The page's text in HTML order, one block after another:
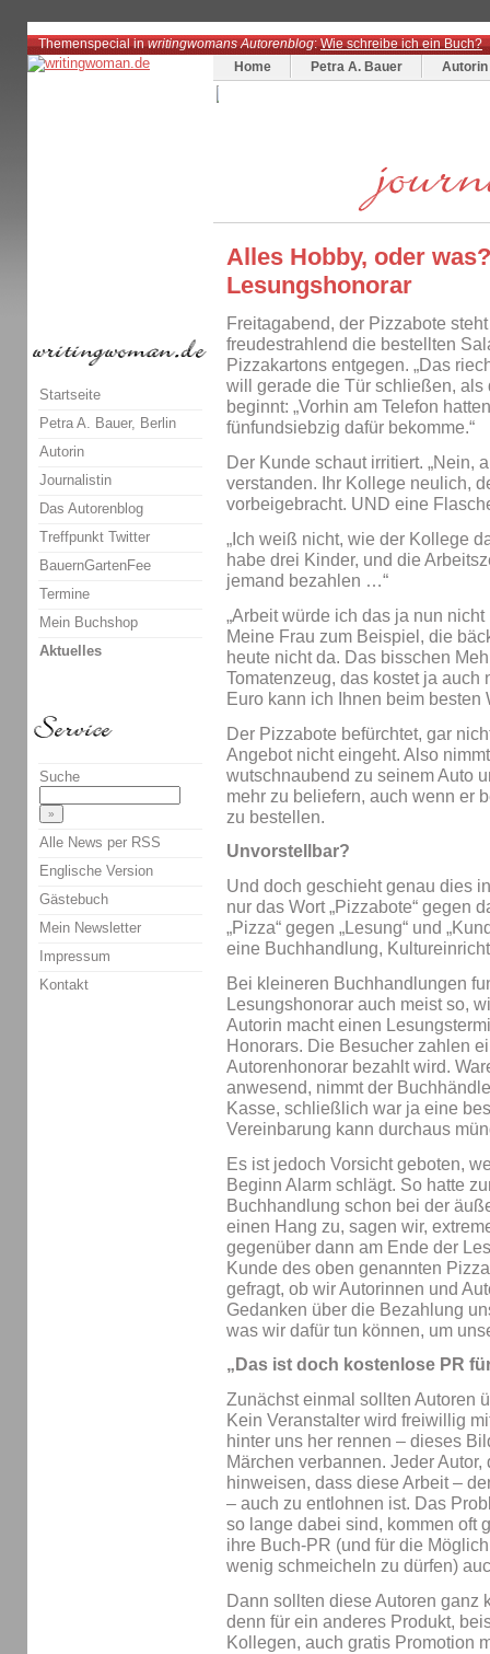
Themenspecial inwritingwomans Autorenblog:Wie schreibe ich ein Buch?
Home
Petra A. Bauer Autorin
Alles Hobby, oder
Lesungshonorar
Freitagabend, der Pizzabote
freudestrahlend die bestellten
Pizzakartons entgegen. „Das
will gerade die Tür schließen,
beginnt: „Vorhin am Telefon
fünfundsiebzig dafür bekomme.“
Der Kunde schaut irritiert. „Nein,
verstanden. Ihr Kollege neulich,
vorbeigebracht. UND eine
„Ich weiß nicht, wie der Kollege
habe drei Kinder, und die
jemand bezahlen …“
„Arbeit würde ich das ja nun
Meine Frau zum Beispiel, die
heute nicht da. Das bisschen
Tomatenzeug, das kostet ja auch
Euro kann ich Ihnen beim besten
Der Pizzabote befürchtet, gar
Angebot nicht eingeht. Also
wutschnaubend zu seinem Auto
mehr zu beliefern, auch wenn er
zu bestellen.
Unvorstellbar?
Und doch geschieht genau dies
nur das Wort „Pizzabote“ gegen
„Pizza“ gegen „Lesung“ und
eine Buchhandlung,
Bei kleineren Buchhandlungen
Lesungshonorar auch meist so,
Autorin macht einen
Honorars. Die Besucher zahlen
Autorenhonorar bezahlt wird.
anwesend, nimmt der
Kasse, schließlich war ja eine
Vereinbarung kann durchaus
Es ist jedoch Vorsicht geboten,
Beginn Alarm schlägt. So hatte
Buchhandlung schon bei der
einen Hang zu, sagen wir,
gegenüber dann am Ende der
Kunde des oben genannten
gefragt, ob wir Autorinnen und
Gedanken über die Bezahlung
was wir dafür tun können, um
„Das ist doch kostenlose PR
Zunächst einmal sollten Autoren
Kein Veranstalter wird freiwillig
hinter uns her rennen – dieses
Märchen verbannen. Jeder
hinweisen, dass diese Arbeit –
– auch zu entlohnen ist. Das
so lange dabei sind, kommen oft
ihre Buch-PR (und für die
wenig schmeicheln zu dürfen)
Dann sollten diese Autoren ganz
denn für ein anderes Produkt,
Kollegen, auch gratis Promotion
Startseite
Petra A. Bauer, Berlin
Autorin
Journalistin
Das Autorenblog
Treffpunkt Twitter
BauernGartenFee
Termine
Mein Buchshop
Aktuelles
Suche
Alle News per RSS
Englische Version
Gästebuch
Mein Newsletter
Impressum
Kontakt